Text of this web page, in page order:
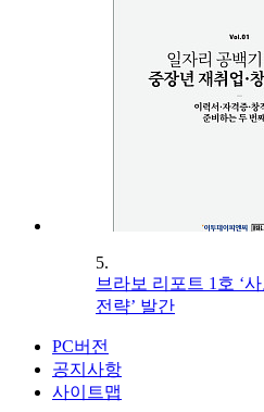
5.
브라보 리포트 1호 ‘
전략’ 발간
PC버전
공지사항
사이트맵